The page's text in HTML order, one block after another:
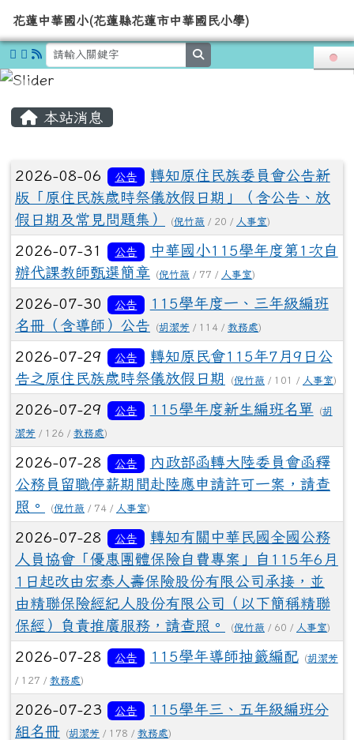
花蓮中華國小(花蓮縣花蓮市中華
導覽列
花蓮中華國小(花蓮縣花蓮市中華國民小學)
本站消息
文章列表
2026-08-06 公告
轉知原住民族委員會公告新
版「原住民族歲時祭儀放假日期」（含公告、放
假日期及常見問題集）
(倪竹薇 / 20 / 人事室)
2026-07-31 公告
中華國小115學年度第1次自
辦代課教師甄選簡章
(倪竹薇 / 77 / 人事室)
2026-07-30 公告
115學年度一、三年級編班
名冊（含導師）公告
(胡潔芳 / 114 / 教務處)
2026-07-29 公告
轉知原民會115年7月9日公
告之原住民族歲時祭儀放假日期
(倪竹薇 / 101 / 人事室)
2026-07-29 公告 115學年度新生編班名單 (胡
潔芳 / 126 / 教務處)
2026-07-28 公告
內政部函轉大陸委員會函釋
公務員留職停薪期間赴陸應申請許可一案，請查
照。
(倪竹薇 / 74 / 人事室)
2026-07-28 公告
轉知有關中華民國全國公務
人員協會「優惠團體保險自費專案」自115年6月
1日起改由宏泰人壽保險股份有限公司承接，並
由精聯保險經紀人股份有限公司（以下簡稱精聯
保經）負責推廣服務，請查照。
(倪竹薇 / 60 / 人事室)
2026-07-28 公告 115學年導師抽籤編配 (胡潔芳
/ 127 / 教務處)
2026-07-23 公告
115學年三、五年級編班分
組名冊
(胡潔芳 / 178 / 教務處)